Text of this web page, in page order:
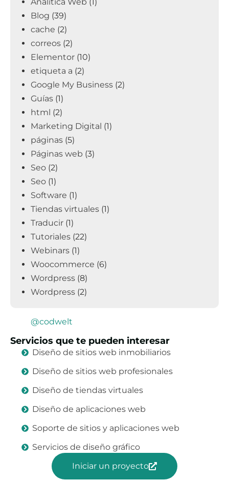
Blog (39)
cache (2)
correos (2)
Elementor (10)
etiqueta a (2)
Google My Business (2)
Guías (1)
html (2)
Marketing Digital (1)
páginas (5)
Páginas web (3)
Seo (2)
Seo (1)
Software (1)
Tiendas virtuales (1)
Traducir (1)
Tutoriales (22)
Webinars (1)
Woocommerce (6)
Wordpress (8)
Wordpress (2)
@codwelt
Servicios que te pueden interesar
Diseño de sitios web inmobiliarios
Diseño de sitios web profesionales
Diseño de tiendas virtuales
Diseño de aplicaciones web
Soporte de sitios y aplicaciones web
Servicios de diseño gráfico
Iniciar un proyecto